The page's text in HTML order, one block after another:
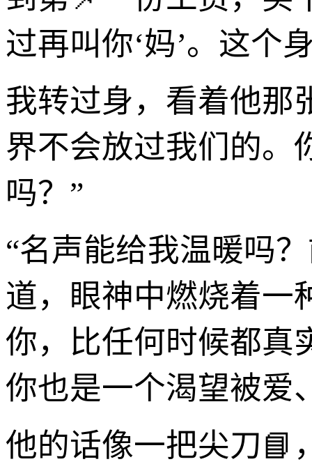
过再叫你‘妈’。这个
我转过身，看着他那
界不会放过我们的。
吗？”
“名声能给我温暖吗
道，眼神中燃烧着一
你，比任何时候都真
你也是一个渴望被爱
他的话像一把尖刀📘